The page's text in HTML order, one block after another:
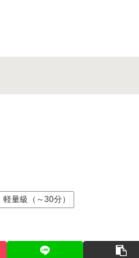
軽量級（～30分）